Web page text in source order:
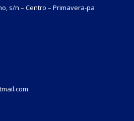
s/n – Centro – Primavera-pa